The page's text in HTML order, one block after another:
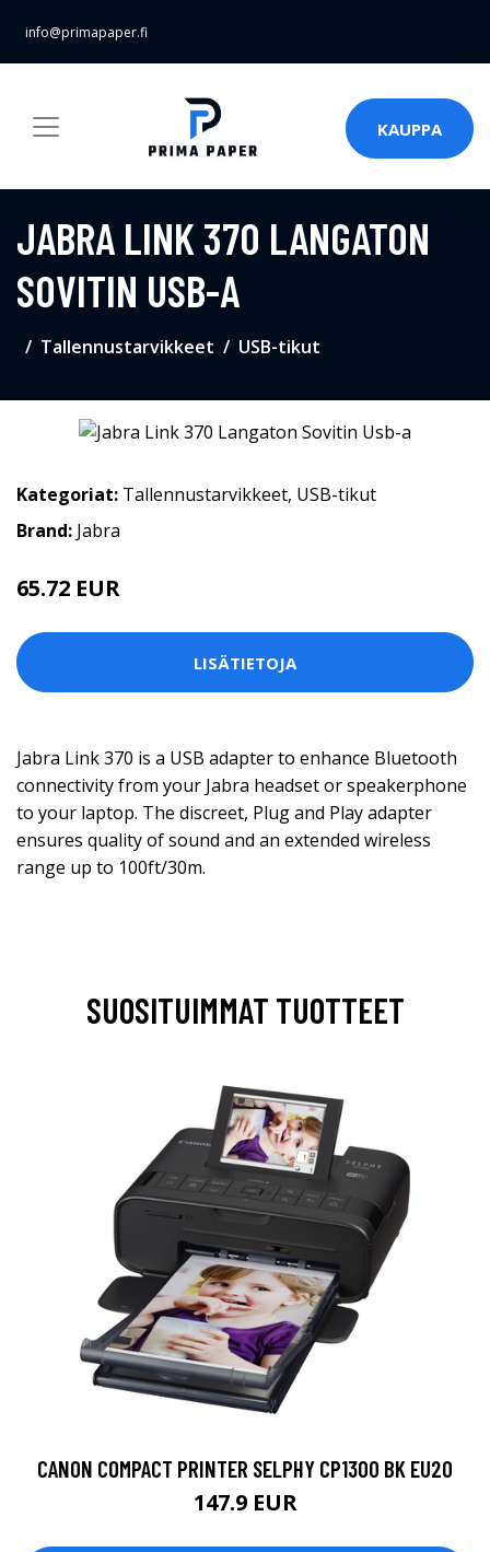
info@primapaper.fi
KAUPPA
JABRA LINK 370 LANGATON
SOVITIN USB-A
Tallennustarvikkeet USB-tikut
Kategoriat: Tallennustarvikkeet, USB-tikut
Brand: Jabra
65.72 EUR
LISÄTIETOJA
Jabra Link 370 is a USB adapter to enhance Bluetooth
connectivity from your Jabra headset or speakerphone
to your laptop. The discreet, Plug and Play adapter
ensures quality of sound and an extended wireless
range up to 100ft/30m.
SUOSITUIMMAT TUOTTEET
CANON COMPACT PRINTER SELPHY CP1300 BK EU20
147.9 EUR